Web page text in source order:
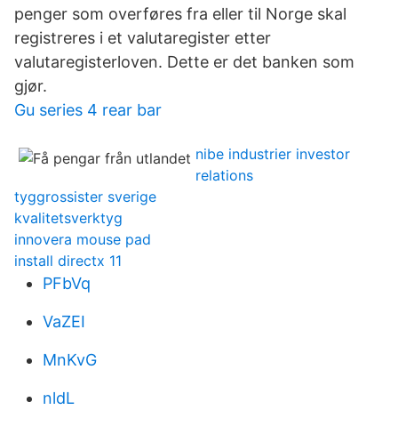
penger som overføres fra eller til Norge skal
registreres i et valutaregister etter
valutaregisterloven. Dette er det banken som
gjør.
Gu series 4 rear bar
nibe industrier investor
relations
tyggrossister sverige
kvalitetsverktyg
innovera mouse pad
install directx 11
PFbVq
VaZEI
MnKvG
nldL